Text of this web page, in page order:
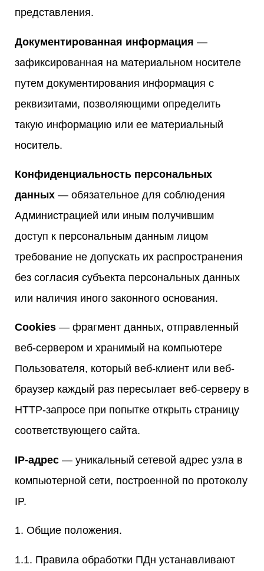
представления.
Документированная информация —
зафиксированная на материальном носителе
путем документирования информация с
реквизитами, позволяющими определить
такую информацию или ее материальный
носитель.
Конфиденциальность персональных
данных — обязательное для соблюдения
Администрацией или иным получившим
доступ к персональным данным лицом
требование не допускать их распространения
без согласия субъекта персональных данных
или наличия иного законного основания.
Cookies — фрагмент данных, отправленный
веб-сервером и хранимый на компьютере
Пользователя, который веб-клиент или веб-
браузер каждый раз пересылает веб-серверу в
HTTP-запросе при попытке открыть страницу
соответствующего сайта.
IP-адрес — уникальный сетевой адрес узла в
компьютерной сети, построенной по протоколу
IP.
1. Общие положения.
1.1. Правила обработки ПДн устанавливают